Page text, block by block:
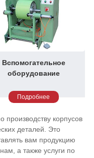
Вспомогательное
оборудование
Подробнее
производству корпусов
деталей. Это
вам продукцию
а также услуги по